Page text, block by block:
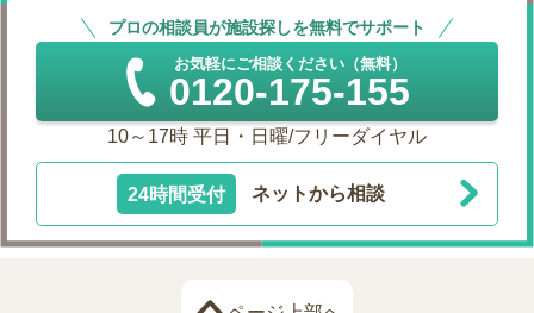
プロの相談員が施設探しを無料でサポート
お気軽にご相談ください（無料）
0120-175-155
10～17時 平日・日曜/フリーダイヤル
24時間受付 ネットから相談